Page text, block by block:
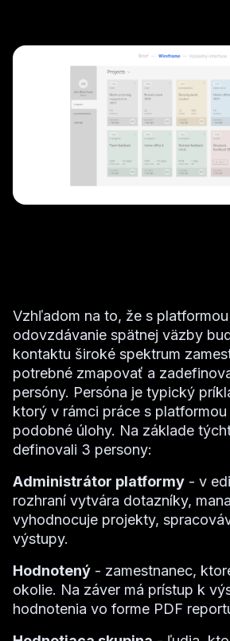
Vzhľadom na to, že s platformou
odovzdávanie spätnej väzby
kontaktu široké spektrum
potrebné zmapovať a
persóny. Persóna je typický
ktorý v rámci práce s
podobné úlohy. Na základe
definovali 3 persony:
Administrátor platformy - v
rozhraní vytvára dotazníky,
vyhodnocuje projekty,
výstupy.
Hodnotený - zamestnanec,
okolie. Na záver má prístup k
hodnotenia vo forme PDF